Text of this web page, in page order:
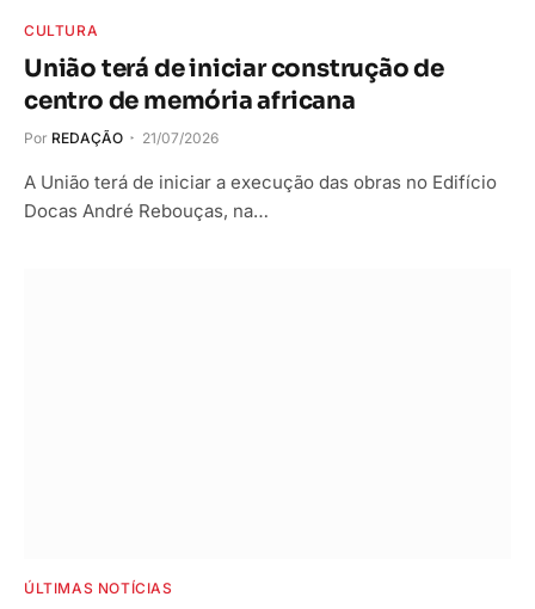
CULTURA
União terá de iniciar construção de
centro de memória africana
Por REDAÇÃO 21/07/2026
A União terá de iniciar a execução das obras no Edifício
Docas André Rebouças, na…
ÚLTIMAS NOTÍCIAS